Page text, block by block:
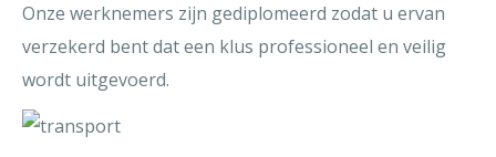
Onze werknemers zijn gediplomeerd zodat u ervan
verzekerd bent dat een klus professioneel en veilig
wordt uitgevoerd.